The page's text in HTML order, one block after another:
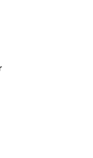
Polri Bahas